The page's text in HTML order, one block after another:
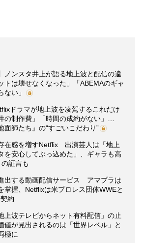
ノンスタ井上が語る地上波と配信の違
トは壊せなくなった」「ABEMAのギャ
ない」
ドラマが地上波を凌駕するこれだけ
制作費」「時間の成約がない」…
面師たち』の“すごいこだわり”
在感を増すNetflix 出演芸人は「地上
を安心してぶっ込めた」、ギャラも高
証言も
出する動画配信サービス アマプラは
掌握、Netflixは米プロレス団体WWEと
約
上波テレビからネット有料配信」の止
が見出されるのは「世界レベル」と
極に